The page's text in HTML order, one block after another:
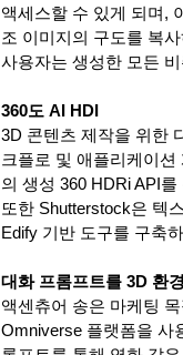
액세스할 수 있게 되며,
조 이미지의 구도를 복
사용자는 생성한 모든
360도 AI HDI
3D 콘텐츠 제작을 위한
크플로 및 애플리케이
의 생성 360 HDRi API
또한 Shutterstock은 텍
Edify 기반 도구를 구축
대화 프롬프트를 3D 환
액센츄어 송은 마케팅
Omniverse 플랫폼을 사